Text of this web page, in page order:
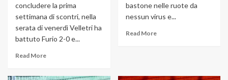
concludere la prima
settimana di scontri, nella
serata di venerdì Velletri ha
battuto Furio 2-0 e...
Read More
bastone nelle ruote da
nessun virus e...
Read More